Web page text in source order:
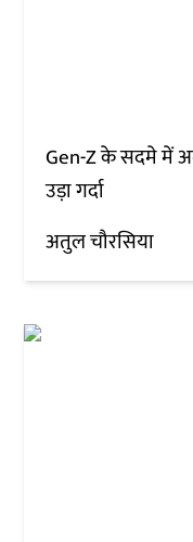
Gen-Z के सदमे में
उड़ा गर्दा
अतुल चौरसिया